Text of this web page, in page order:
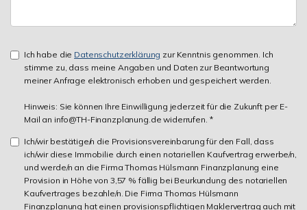
Ich habe die Datenschutzerklärung zur Kenntnis genommen. Ich
stimme zu, dass meine Angaben und Daten zur Beantwortung
meiner Anfrage elektronisch erhoben und gespeichert werden.
Hinweis: Sie können Ihre Einwilligung jederzeit für die Zukunft per E-
Mail an info@TH-Finanzplanung.de widerrufen. *
Ich/wir bestätige/n die Provisionsvereinbarung für den Fall, dass
ich/wir diese Immobilie durch einen notariellen Kaufvertrag erwerbe/n,
und werde/n an die Firma Thomas Hülsmann Finanzplanung eine
Provision in Höhe von 3,57 % fällig bei Beurkundung des notariellen
Kaufvertrages bezahle/n. Die Firma Thomas Hülsmann
Finanzplanung hat einen provisionspflichtigen Maklervertrag auch mit